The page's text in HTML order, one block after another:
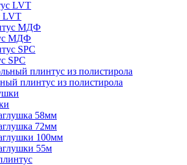
LVT
МДФ
SPC
плинтус из полистирола
58мм
72мм
100мм
55м